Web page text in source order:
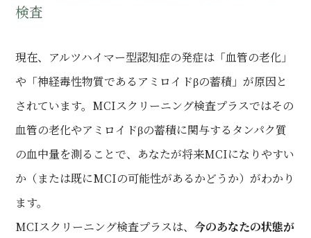
検査
現在、アルツハイマー型認知症の発症は「血管の老化」
や「神経毒性物質であるアミロイドβの蓄積」が原因と
されています。MCIスクリーニング検査プラスではその
血管の老化やアミロイドβの蓄積に関与するタンパク質
の血中量を測ることで、あなたが将来MCIになりやすい
か（または既にMCIの可能性があるかどうか）がわかり
ます。
MCIスクリーニング検査プラスは、今のあなたの状態が